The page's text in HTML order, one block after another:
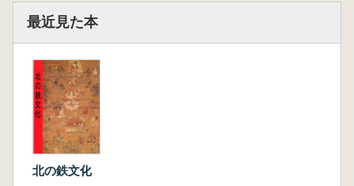
最近見た本
北の鉄文化